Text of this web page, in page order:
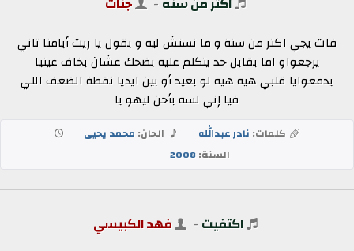
فات يجي اكتر من سنة و ما نستش ليه و بقول يا ريت أيامنا تاني
يرجعواو اما بقابل حد يتكلم عليه بضحك عشان بخاف عينيا
يدمعوايا قلبي هيه هيه لو بعيد أو بين ايديا نقطة الضعف اللي
فيا إني لسه بأحن ليهو يا
كلمات: نادر عبدالله الحان: محمد يحيى
السنة:2008
اكتفيت - فهد الكبيسي